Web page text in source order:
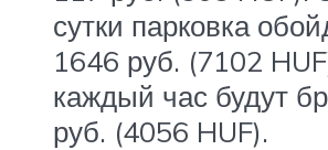
сутки парковка
1646 руб. (7102
каждый час будут
руб. (4056 HUF).